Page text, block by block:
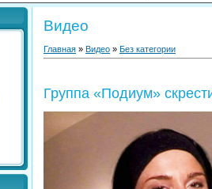
Видео
Главная » Видео » Без категории
Группа «Подиум»